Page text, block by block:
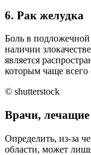
6. Рак желудка
Боль в подложечной
наличии
является
которым чаще всего
© shutterstock
Врачи, лечащие
Определить, из-за
области, может